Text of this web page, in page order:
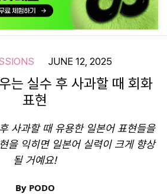
JUNE 12, 2025
는 실수 후 사과할 때 회화
표현
사과할 때 유용한 일본어 표현들을
을 익히면 일본어 실력이 크게 향상
될 거예요!
By PODO